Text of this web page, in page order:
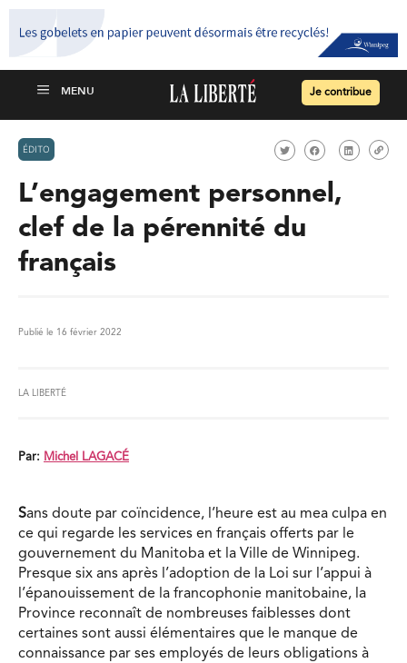
Je contribue
ÉDITO
L’engagement personnel,
clef de la pérennité du
français
Publié le 16 février 2022
LA LIBERTÉ
Par: Michel LAGACÉ
Sans doute par coïncidence, l’heure est au mea culpa en
ce qui regarde les services en français offerts par le
gouvernement du Manitoba et la Ville de Winnipeg.
Presque six ans après l’adoption de la Loi sur l’appui à
l’épanouissement de la francophonie manitobaine, la
Province reconnaît de nombreuses faiblesses dont
certaines sont aussi élémentaires que le manque de
connaissance par ses employés de leurs obligations à